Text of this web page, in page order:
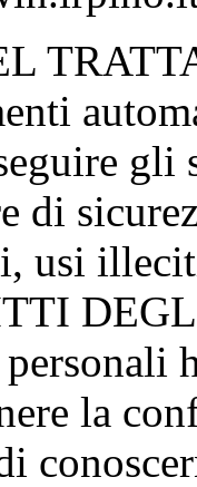
di
usi
la